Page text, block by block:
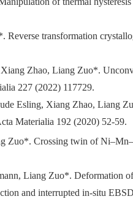
transformation
Zhao, Liang Zuo*.
227 (2022) 117729.
Esling, Xiang Zhao, Liang
Materialia 192 (2020) 52-59.
Zuo*. Crossing twin of
Liang Zuo*. Deformation
and interrupted in-situ